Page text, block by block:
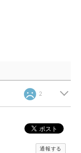
2
通報する